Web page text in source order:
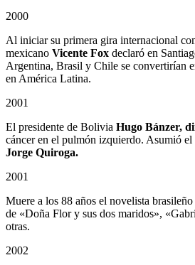
2000
Al iniciar su primera gira internacional
mexicano Vicente Fox declaró en
Argentina, Brasil y Chile se convertirían
en América Latina.
2001
El presidente de Bolivia Hugo Bánzer,
cáncer en el pulmón izquierdo. Asumió
Jorge Quiroga.
2001
Muere a los 88 años el novelista brasileño
de «Doña Flor y sus dos maridos»,
otras.
2002